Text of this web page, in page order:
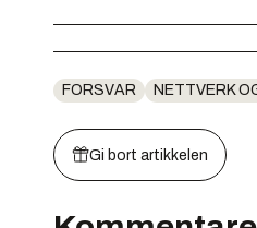
FORSVAR NETTVERK
Gi bort artikkelen